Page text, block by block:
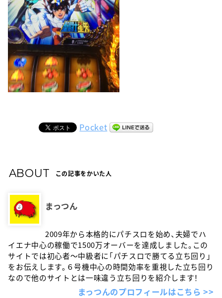
Pocket
ABOUT この記事をかいた人
まっつん
2009年から本格的にパチスロを始め、夫婦でハ
イエナ中心の稼働で1500万オーバーを達成しました。この
サイトでは初心者〜中級者に「パチスロで勝てる立ち回り」
をお伝えします。６号機中心の時間効率を重視した立ち回り
なので他のサイトとは一味違う立ち回りを紹介します！
まっつんのプロフィールはこちら >>